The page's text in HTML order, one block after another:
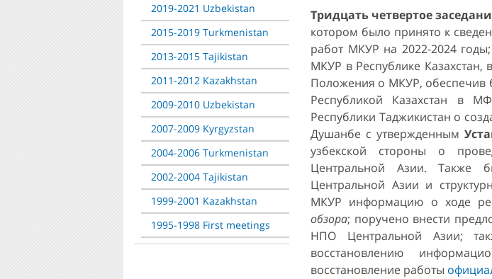
2019-2021 Uzbekistan
2015-2019 Turkmenistan
2013-2015 Tajikistan
2011-2012 Kazakhstan
2009-2010 Uzbekistan
2007-2009 Kyrgyzstan
2004-2006 Turkmenistan
2002-2004 Tajikistan
1999-2001 Kazakhstan
1995-1998 First meetings
Тридцать четвертое
котором было принято к
работ МКУР на 2022-2024
МКУР в Республике Казахстан,
Положения о МКУР, обеспечив
Республикой Казахстан в
Республики Таджикистан о
Душанбе с утвержденным
узбекской стороны о
Центральной Азии. Также
Центральной Азии и
МКУР информацию о ходе
обзора; поручено внести
НПО Центральной Азии;
восстановлению
восстановление работы